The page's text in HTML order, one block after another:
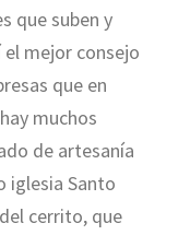
que suben y
mejor consejo
que en
muchos
de artesanía
iglesia Santo
cerrito, que